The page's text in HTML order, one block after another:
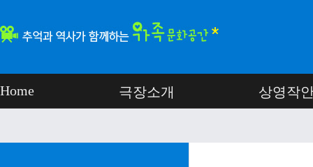
Home 극장소개 상영작